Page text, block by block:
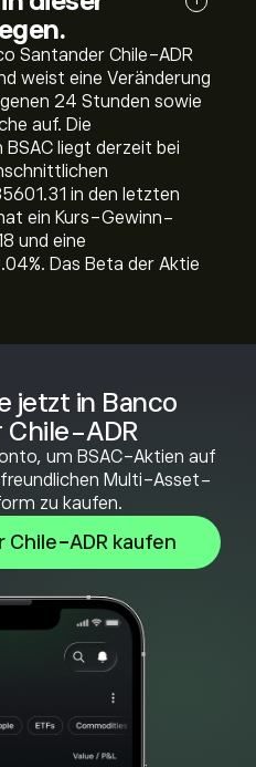
jetzt in Banco
Chile-ADR
um BSAC-Aktien auf
Multi-Asset-
zu kaufen.
Chile-ADR kaufen
Santander Chile-ADR
weist eine Veränderung
24 Stunden sowie
auf. Die
liegt derzeit bei
in den letzten
ein Kurs-Gewinn-
und eine
Das Beta der Aktie